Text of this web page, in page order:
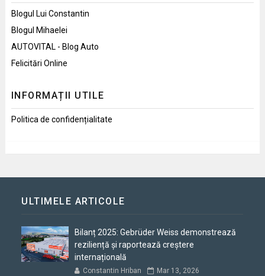
Blogul Lui Constantin
Blogul Mihaelei
AUTOVITAL - Blog Auto
Felicitări Online
INFORMAȚII UTILE
Politica de confidențialitate
ULTIMELE ARTICOLE
Bilanț 2025: Gebrüder Weiss demonstrează
reziliență și raportează creștere
internațională
Constantin Hriban Mar 13, 2026